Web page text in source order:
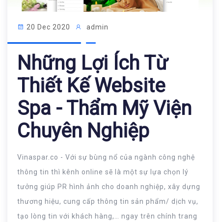
20 Dec 2020 admin
Những Lợi Ích Từ
Thiết Kế Website
Spa - Thẩm Mỹ Viện
Chuyên Nghiệp
Vinaspar.co - Với sự bùng nổ của ngành công nghệ
thông tin thì kênh online sẽ là một sự lựa chọn lý
tưởng giúp PR hình ảnh cho doanh nghiệp, xây dựng
thương hiệu, cung cấp thông tin sản phẩm/ dịch vụ,
tạo lòng tin với khách hàng,… ngay trên chính trang